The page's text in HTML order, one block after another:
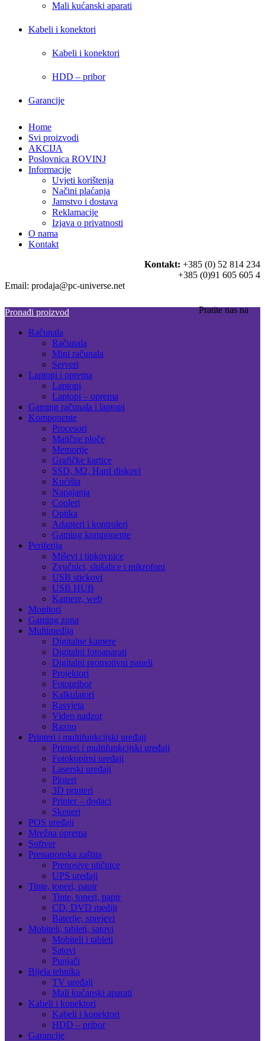
Mali kućanski aparati
Kabeli i konektori
Kabeli i konektori
HDD – pribor
Garancije
Home
Svi proizvodi
AKCIJA
Poslovnica ROVINJ
Informacije
Uvjeti korištenja
Načini plaćanja
Jamstvo i dostava
Reklamacije
Izjava o privatnosti
O nama
Kontakt
Kontakt: +385 (0) 52 814 234
+385 (0)91 605 605 4
Email: prodaja@pc-universe.net
Pratite nas na
Pronađi proizvod
Računala
Računala
Mini računala
Serveri
Laptopi i oprema
Laptopi
Laptopi – oprema
Gaming računala i laptopi
Komponente
Procesori
Matične ploče
Memorije
Grafičke kartice
SSD, M2, Hard diskovi
Kućišta
Napajanja
Cooleri
Optika
Adapteri i kontroleri
Gaming komponente
Periferija
Miševi i tipkovnice
Zvučnici, slušalice i mikrofoni
USB stickovi
USB HUB
Kamere, web
Monitori
Gaming zona
Multimedija
Digitalne kamere
Digitalni fotoaparati
Digitalni promotivni paneli
Projektori
Fotopribor
Kalkulatori
Rasvjeta
Video nadzor
Razno
Printeri i multifunkcijski uređaji
Printeri i multifunkcijski uređaji
Fotokopirni uređaji
Laserski uređaji
Ploteri
3D printeri
Printer – dodaci
Skeneri
POS uređaji
Mrežna oprema
Softver
Prenaponska zaštita
Prenosive utičnice
UPS uređaji
Tinte, toneri, papir
Tinte, toneri, papir
CD, DVD mediji
Baterije, sprejevi
Mobiteli, tableti, satovi
Mobiteli i tableti
Satovi
Punjači
Bijela tehnika
TV uređaji
Mali kućanski aparati
Kabeli i konektori
Kabeli i konektori
HDD – pribor
Garancije